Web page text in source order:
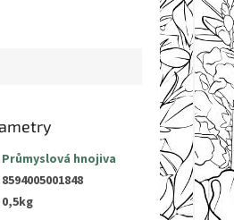
Průmyslová hnojiva
8594005001848
0,5kg